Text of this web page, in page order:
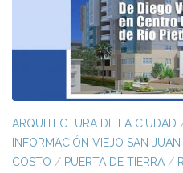
ARQUITECTURA DE LA CIUDAD
INFORMACIÓN VIEJO SAN JUAN
COSTO / PUERTA DE TIERRA /